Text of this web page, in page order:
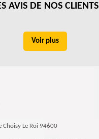
AVIS DE NOS CLIENTS
Voir plus
Le Roi 94600